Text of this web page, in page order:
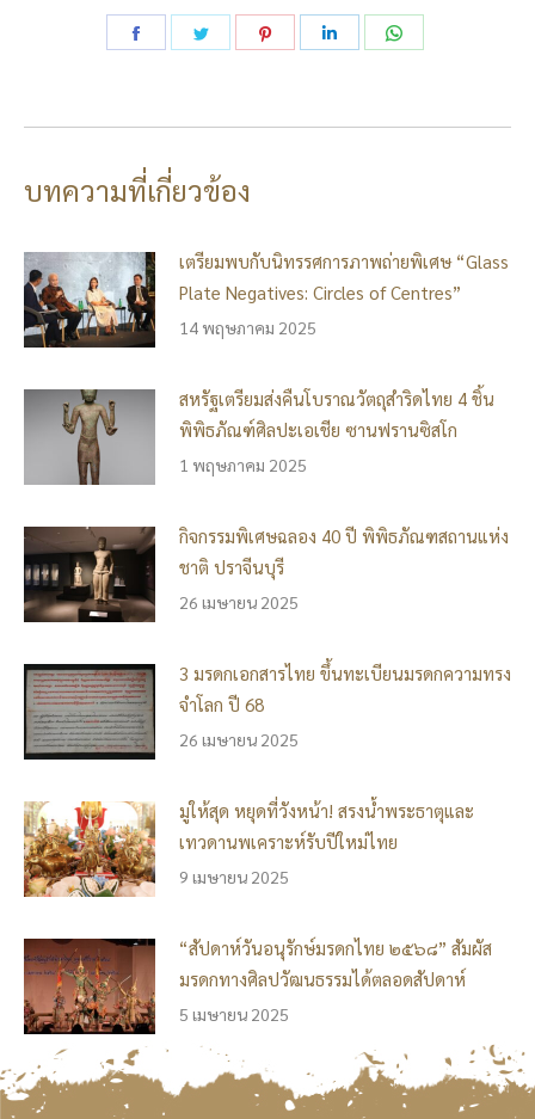
บทความที่เกี่ยวข้อง
เตรียมพบกับนิทรรศการภาพถ่ายพิเศษ “Glass
Plate Negatives: Circles of Centres”
14 พฤษภาคม 2025
สหรัฐเตรียมส่งคืนโบราณวัตถุสำริดไทย 4 ชิ้น
พิพิธภัณฑ์ศิลปะเอเชีย ซานฟรานซิสโก
1 พฤษภาคม 2025
กิจกรรมพิเศษฉลอง 40 ปี พิพิธภัณฑสถานแห่ง
ชาติ ปราจีนบุรี
26 เมษายน 2025
3 มรดกเอกสารไทย ขึ้นทะเบียนมรดกความทรง
จำโลก ปี 68
26 เมษายน 2025
มูให้สุด หยุดที่วังหน้า! สรงน้ำพระธาตุและ
เทวดานพเคราะห์รับปีใหม่ไทย
9 เมษายน 2025
“สัปดาห์วันอนุรักษ์มรดกไทย ๒๕๖๘” สัมผัส
มรดกทางศิลปวัฒนธรรมได้ตลอดสัปดาห์
5 เมษายน 2025